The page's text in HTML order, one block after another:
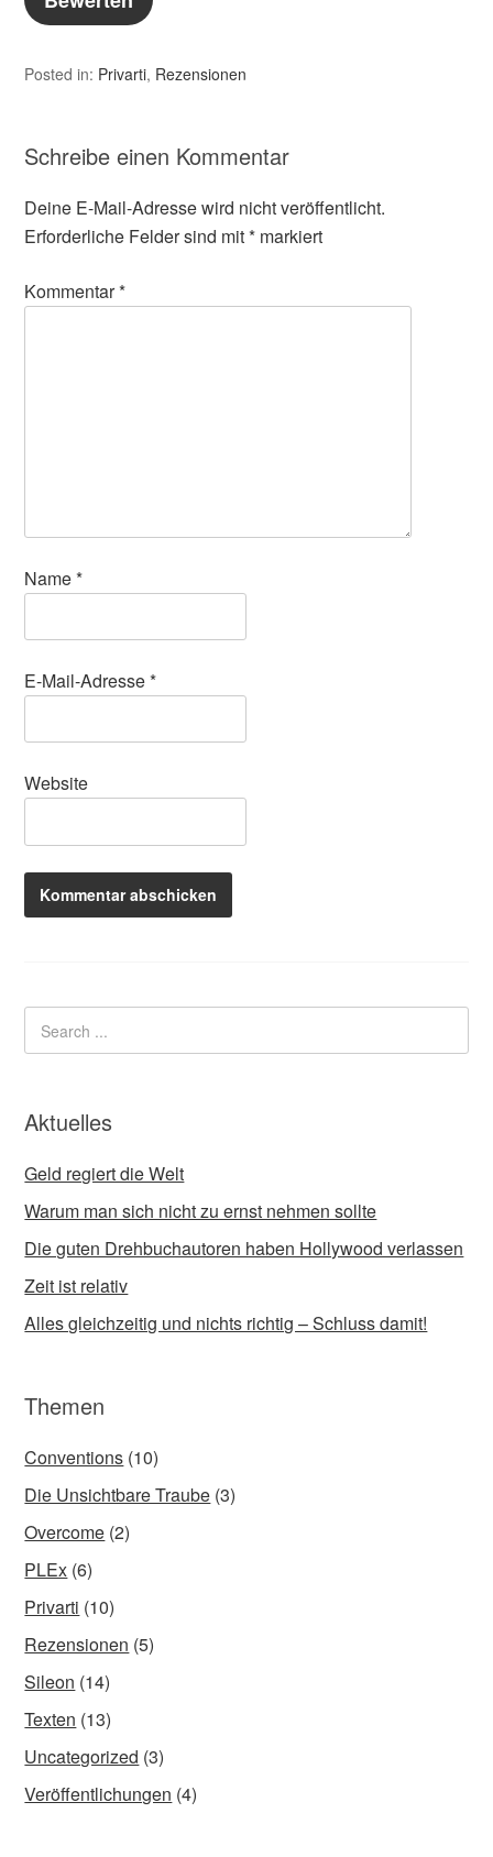
Posted in: Privarti, Rezensionen
Schreibe einen Kommentar
Deine E-Mail-Adresse wird nicht veröffentlicht.
Erforderliche Felder sind mit* markiert
Kommentar*
Name*
E-Mail-Adresse*
Website
Aktuelles
Geld regiert die Welt
Warum man sich nicht zu ernst nehmen sollte
Die guten Drehbuchautoren haben Hollywood verlassen
Zeit ist relativ
Alles gleichzeitig und nichts richtig – Schluss damit!
Themen
Conventions (10)
Die Unsichtbare Traube (3)
Overcome (2)
PLEx (6)
Privarti (10)
Rezensionen (5)
Sileon (14)
Texten (13)
Uncategorized (3)
Veröffentlichungen (4)